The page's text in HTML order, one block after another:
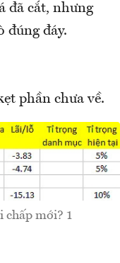
đã cắt, nhưng
đúng đáy.
phần chưa về.
mới? 1